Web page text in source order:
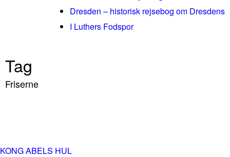
Dresden – historisk rejsebog om Dresdens
I Luthers Fodspor
Tag
Friserne
KONG ABELS HUL